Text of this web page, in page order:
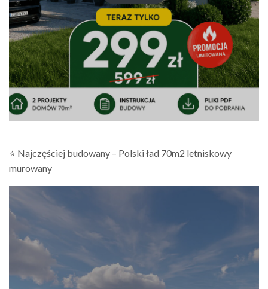
⭐ Najczęściej budowany – Polski ład 70m2 letniskowy
murowany